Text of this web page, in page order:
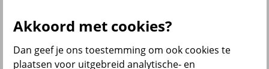
Akkoord met cookies?
Dan geef je ons toestemming om ook cookies te
plaatsen voor uitgebreid analytische- en